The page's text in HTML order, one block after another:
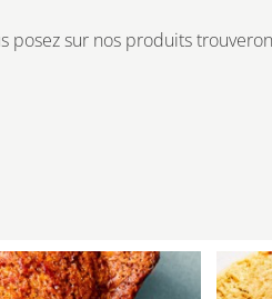
posez sur nos produits